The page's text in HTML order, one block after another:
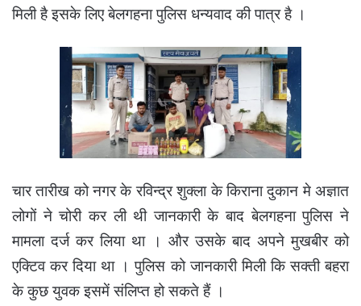
मिली है इसके लिए बेलगहना पुलिस धन्यवाद की पात्र है ।
चार तारीख को नगर के रविन्द्र शुक्ला के किराना दुकान मे अज्ञात
लोगों ने चोरी कर ली थी जानकारी के बाद बेलगहना पुलिस ने
मामला दर्ज कर लिया था । और उसके बाद अपने मुखबीर को
एक्टिव कर दिया था । पुलिस को जानकारी मिली कि सक्ती बहरा
के कुछ युवक इसमें संलिप्त हो सकते हैं ।